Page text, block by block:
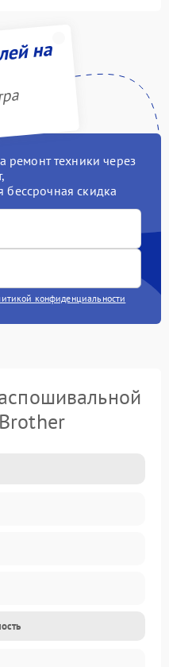
на
техники через
бессрочная скидка
конфиденциальности